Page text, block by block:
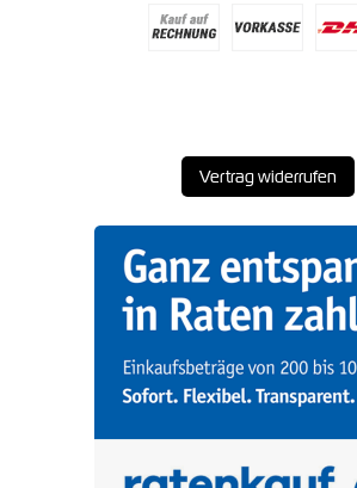
Vertrag widerrufen